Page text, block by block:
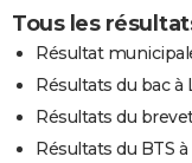
Tous les
Résultat
Résultats du bac à
Résultats du
Résultats du BTS